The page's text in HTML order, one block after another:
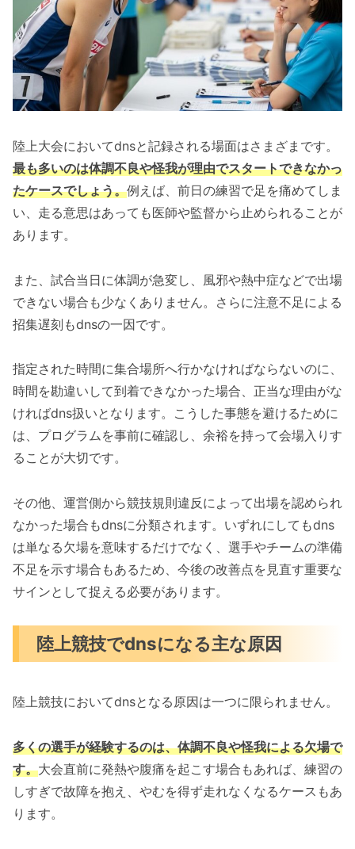
陸上大会においてdnsと記録される場面はさまざまです。
最も多いのは体調不良や怪我が理由でスタートできなかっ
たケースでしょう。例えば、前日の練習で足を痛めてしま
い、走る意思はあっても医師や監督から止められることが
あります。
また、試合当日に体調が急変し、風邪や熱中症などで出場
できない場合も少なくありません。さらに注意不足による
招集遅刻もdnsの一因です。
指定された時間に集合場所へ行かなければならないのに、
時間を勘違いして到着できなかった場合、正当な理由がな
ければdns扱いとなります。こうした事態を避けるために
は、プログラムを事前に確認し、余裕を持って会場入りす
ることが大切です。
その他、運営側から競技規則違反によって出場を認められ
なかった場合もdnsに分類されます。いずれにしてもdns
は単なる欠場を意味するだけでなく、選手やチームの準備
不足を示す場合もあるため、今後の改善点を見直す重要な
サインとして捉える必要があります。
陸上競技でdnsになる主な原因
陸上競技においてdnsとなる原因は一つに限られません。
多くの選手が経験するのは、体調不良や怪我による欠場で
す。大会直前に発熱や腹痛を起こす場合もあれば、練習の
しすぎで故障を抱え、やむを得ず走れなくなるケースもあ
ります。